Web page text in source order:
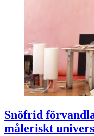
Snöfrid
måleriskt